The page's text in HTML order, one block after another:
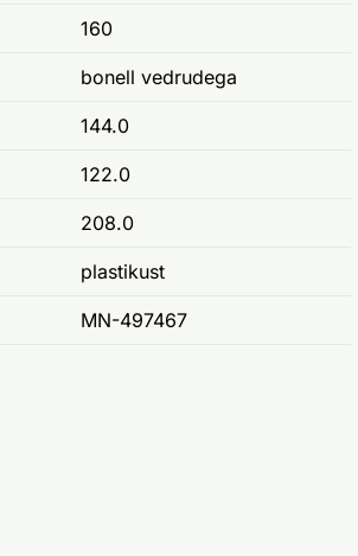
160
bonell vedrudega
144.0
122.0
208.0
plastikust
MN-497467